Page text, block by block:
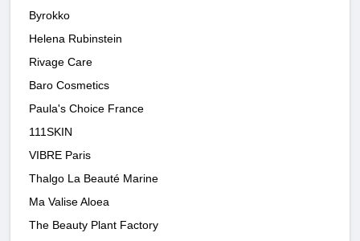
Byrokko
Helena Rubinstein
Rivage Care
Baro Cosmetics
Paula's Choice France
111SKIN
VIBRE Paris
Thalgo La Beauté Marine
Ma Valise Aloea
The Beauty Plant Factory